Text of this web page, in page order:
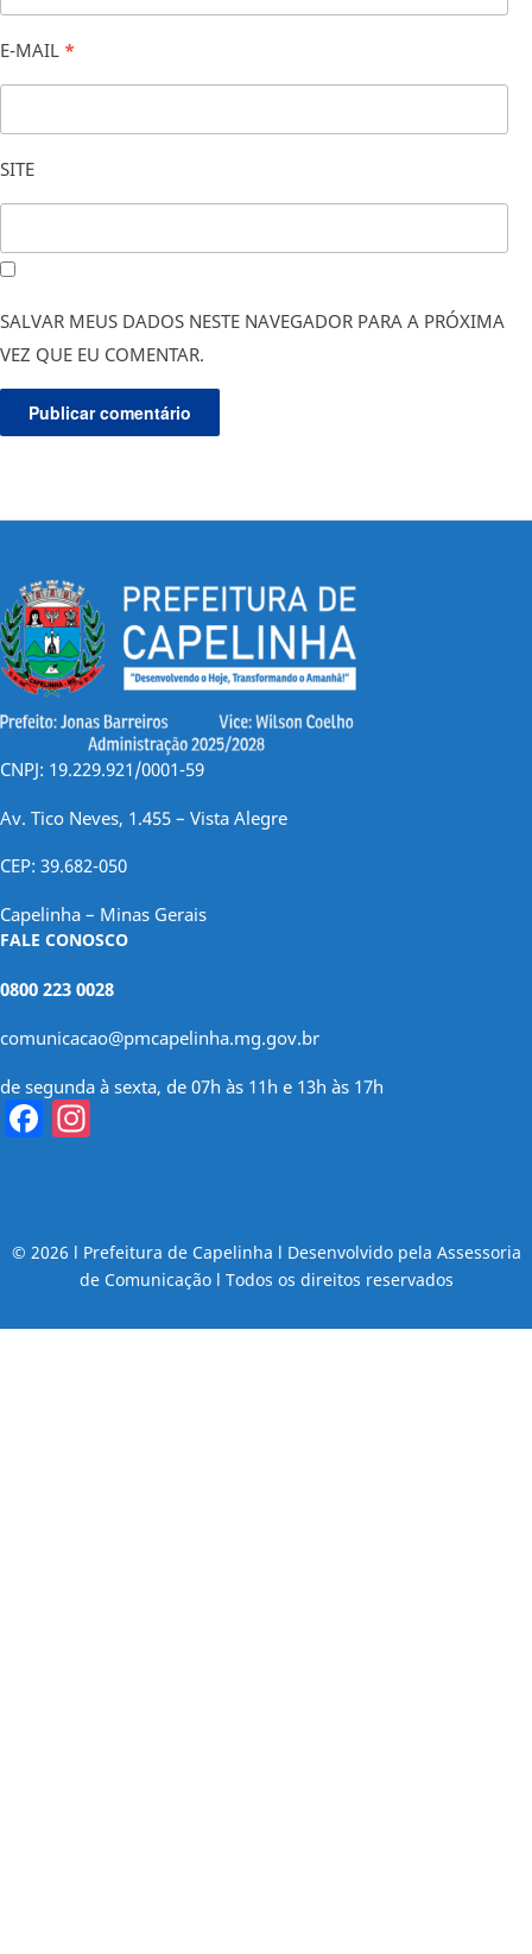
E-MAIL *
SITE
SALVAR MEUS DADOS NESTE NAVEGADOR PARA A PRÓXIMA
VEZ QUE EU COMENTAR.
CNPJ: 19.229.921/0001-59
Av. Tico Neves, 1.455 – Vista Alegre
CEP: 39.682-050
Capelinha – Minas Gerais
FALE CONOSCO
0800 223 0028
comunicacao@pmcapelinha.mg.gov.br
de segunda à sexta, de 07h às 11h e 13h às 17h
Facebook
© 2026 l Prefeitura de Capelinha l Desenvolvido pela Assessoria
de Comunicação l Todos os direitos reservados